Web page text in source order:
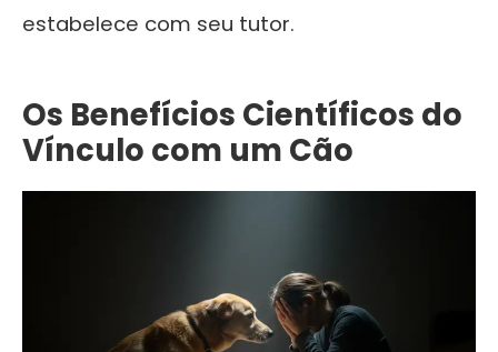
estabelece com seu tutor.
Os Benefícios Científicos do
Vínculo com um Cão